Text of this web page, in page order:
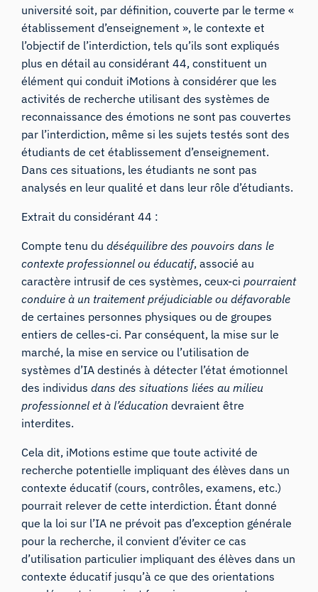
université soit, par définition, couverte par le terme «
établissement d’enseignement », le contexte et
l’objectif de l’interdiction, tels qu’ils sont expliqués
plus en détail au considérant 44, constituent un
élément qui conduit iMotions à considérer que les
activités de recherche utilisant des systèmes de
reconnaissance des émotions ne sont pas couvertes
par l’interdiction, même si les sujets testés sont des
étudiants de cet établissement d’enseignement.
Dans ces situations, les étudiants ne sont pas
analysés en leur qualité et dans leur rôle d’étudiants.
Extrait du considérant 44 :
Compte tenu dudéséquilibre des pouvoirs dans le
contexte professionnel ou éducatif, associé au
caractère intrusif de ces systèmes, ceux-cipourraient
conduire à un traitement préjudiciable ou défavorable
de certaines personnes physiques ou de groupes
entiers de celles-ci. Par conséquent, la mise sur le
marché, la mise en service ou l’utilisation de
systèmes d’IA destinés à détecter l’état émotionnel
des individusdans des situations liées au milieu
professionnel et à l’éducationdevraient être
interdites.
Cela dit, iMotions estime que toute activité de
recherche potentielle impliquant des élèves dans un
contexte éducatif (cours, contrôles, examens, etc.)
pourrait relever de cette interdiction. Étant donné
que la loi sur l’IA ne prévoit pas d’exception générale
pour la recherche, il convient d’éviter ce cas
d’utilisation particulier impliquant des élèves dans un
contexte éducatif jusqu’à ce que des orientations